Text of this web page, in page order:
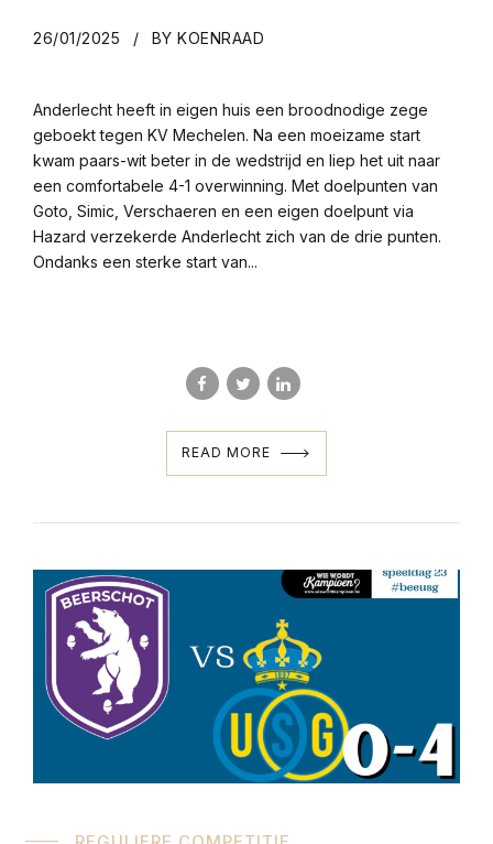
26/01/2025 BY KOENRAAD
Anderlecht heeft in eigen huis een broodnodige zege
geboekt tegen KV Mechelen. Na een moeizame start
kwam paars-wit beter in de wedstrijd en liep het uit naar
een comfortabele 4-1 overwinning. Met doelpunten van
Goto, Simic, Verschaeren en een eigen doelpunt via
Hazard verzekerde Anderlecht zich van de drie punten.
Ondanks een sterke start van...
READ MORE